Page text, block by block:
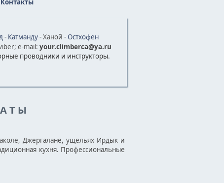
Контакты
- Катманду- Ханой -Остхофен
e-mail: your.climberca@ya.ru
проводники и инструкторы.
Т Ы
Джергалане, ущельях Ирдык и
кухня. Профессиональные